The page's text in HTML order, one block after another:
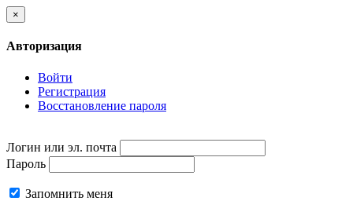
×
Авторизация
Войти
Регистрация
Восстановление пароля
Логин или эл. почта
Пароль
Запомнить меня